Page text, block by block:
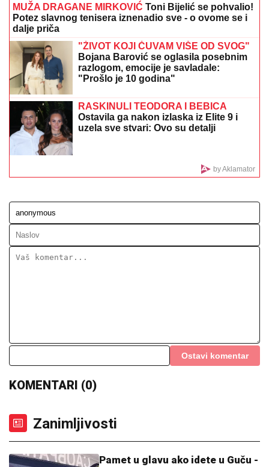
"DUNAV ĆEMO PREBRODITI, NIS NAM JE
NAJVAŽNIJI"
Đedović Handanović: Nadamo se
skoroj finalizaciji dogovora između "Gaspromnjefta" i
"Mola"
SKANDAL NA BALKANU!
(FOTO) VOZ NALETEO NA OSOBU
KOD ZEMUNAOglasili se iz
licu mesta